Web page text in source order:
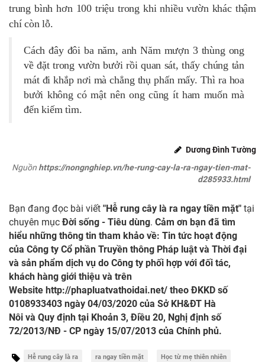
trung bình hơn 100 triệu trong khi nhiều vườn khác thậm
chí còn lỗ.
Cách đây đôi ba năm, anh Năm mượn 3 thùng ong
về đặt trong vườn bưởi rồi quan sát, thấy chúng tản
mát đi khắp nơi mà chẳng thụ phấn mấy. Thì ra hoa
bưởi không có mật nên ong cũng ít ham muốn mà
đến kiếm tìm.
Dương Đình Tường
Nguồn https://nongnghiep.vn/he-rung-cay-la-ra-ngay-tien-mat-
d285933.html
Bạn đang đọc bài viết "Hễ rung cây là ra ngay tiền mặt" tại
chuyên mụcĐời sống - Tiêu dùng. Cảm ơn bạn đã tìm
hiểu những thông tin tham khảo về: Tin tức hoạt động
của Công ty Cổ phần Truyền thông Pháp luật và Thời đại
và sản phẩm dịch vụ do Công ty phối hợp với đối tác,
khách hàng giới thiệu và trên
Website http://phapluatvathoidai.net/ theo ĐKKD số
0108933403 ngày 04/03/2020 của Sở KH&ĐT Hà
Nôi và Quy định tại Khoản 3, Điều 20, Nghị định số
72/2013/NĐ - CP ngày 15/07/2013 của Chính phủ.
Hễ rung cây là ra ra ngay tiền mặt Học từ mẹ thiên nhiên